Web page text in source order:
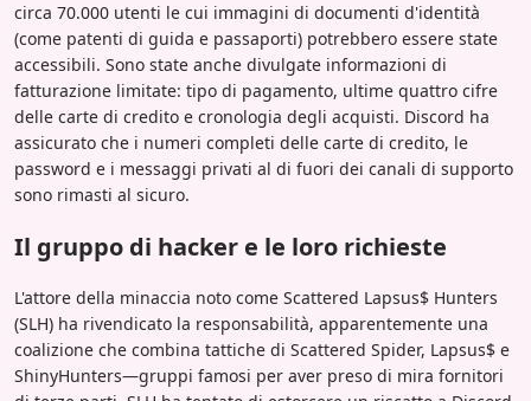
circa 70.000 utenti le cui immagini di documenti d'identità
(come patenti di guida e passaporti) potrebbero essere state
accessibili. Sono state anche divulgate informazioni di
fatturazione limitate: tipo di pagamento, ultime quattro cifre
delle carte di credito e cronologia degli acquisti. Discord ha
assicurato che i numeri completi delle carte di credito, le
password e i messaggi privati al di fuori dei canali di supporto
sono rimasti al sicuro.
Il gruppo di hacker e le loro richieste
L'attore della minaccia noto come Scattered Lapsus$ Hunters
(SLH) ha rivendicato la responsabilità, apparentemente una
coalizione che combina tattiche di Scattered Spider, Lapsus$ e
ShinyHunters—gruppi famosi per aver preso di mira fornitori